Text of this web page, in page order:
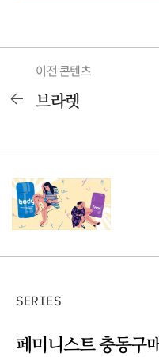
이전 콘텐츠
브라렛
SERIES
페미니스트 충동구